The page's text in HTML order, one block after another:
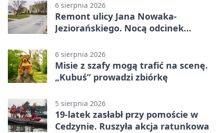
6 sierpnia 2026
Remont ulicy Jana Nowaka-
Jeziorańskiego. Nocą odcinek
6 sierpnia 2026
Misie z szafy mogą trafić na scenę.
„Kubuś” prowadzi zbiórkę
5 sierpnia 2026
19-latek zasłabł przy pomoście w
Cedzynie. Ruszyła akcja ratunkowa